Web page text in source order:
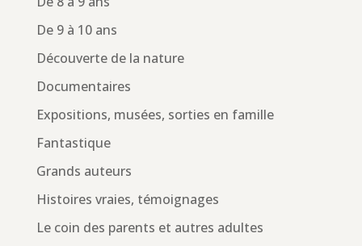
De 9 à 10 ans
Découverte de la nature
Documentaires
Expositions, musées, sorties en famille
Fantastique
Grands auteurs
Histoires vraies, témoignages
Le coin des parents et autres adultes